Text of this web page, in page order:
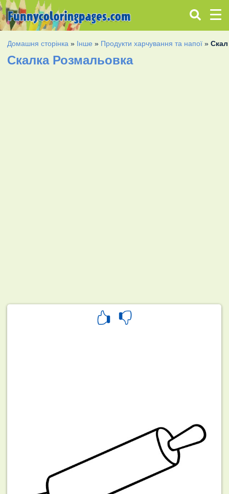
Домашня сторінка » Інше » Продукти харчування та напої »
Скалка Розмальовка